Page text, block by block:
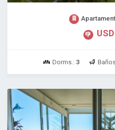
Dorms.: 3